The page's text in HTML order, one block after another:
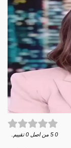
0
5 من اصل 0 تقييم.